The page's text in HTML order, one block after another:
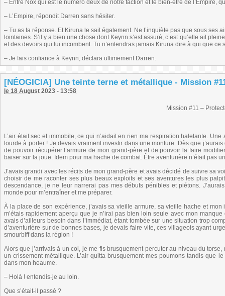
– Entre Nox qui est le numéro deux de notre faction et le bien-être de l’Empire,
– L’Empire, répondit Darren sans hésiter.
– Tu as ta réponse. Et Kiruna le sait également. Ne t’inquiète pas que sous ses
lointaines. S’il y a bien une chose dont Keynn s’est assuré, c’est qu’elle ait
et des devoirs qui lui incombent. Tu n’entendras jamais Kiruna dire à qui que ce
– Je fais confiance à Keynn, déclara ultimement Darren.
[NÉOGICIA] Une teinte terne et métallique - Mission
le 18 August 2023 - 13:58
Mission #11 –
L’air était sec et immobile, ce qui n’aidait en rien ma respiration haletante.
lourde à porter ! Je devais vraiment investir dans une monture. Dès que
de pouvoir récupérer l’armure de mon grand-père et de pouvoir la faire
baiser sur la joue. Idem pour ma hache de combat. Être aventurière n’était pas
J’avais grandi avec les récits de mon grand-père et avais décidé de suivre sa
choisir de me raconter ses plus beaux exploits et ses aventures les plus
descendance, je ne leur narrerai pas mes débuts pénibles et piétons.
monde pour m’entraîner et me préparer.
À la place de son expérience, j’avais sa vieille armure, sa vieille hache et
m’étais rapidement aperçu que je n’irai pas bien loin seule avec mon
avais d’ailleurs besoin dans l’immédiat, étant tombée sur une situation trop
d’aventurière sur de bonnes bases, je devais faire vite, ces villageois ayant
smourbiff dans la région !
Alors que j’arrivais à un col, je me fis brusquement percuter au niveau du
un crissement métallique. L’air quitta brusquement mes poumons tandis que
dans mon heaume.
– Holà ! entendis-je au loin.
Que s’était-il passé ?